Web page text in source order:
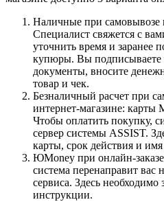
Наличные при самовывозе
Специалист свяжется с
уточнить время и заранее
купюры. Вы подписываете
документы, вносите
товар и чек.
Безналичный расчет при
интернет-магазине: карты
Чтобы оплатить покупку,
сервер системы ASSIST.
карты, срок действия и имя
ЮMoney при онлайн-
система перенаправит вас
сервиса. Здесь
инструкции.